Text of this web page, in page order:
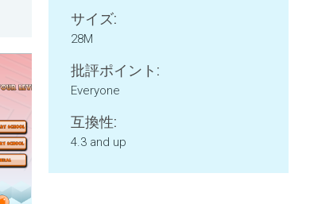
サイズ:
28M
批評ポイント:
Everyone
互換性:
4.3 and up